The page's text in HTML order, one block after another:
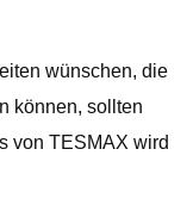
wünschen, die
können, sollten
von TESMAX wird